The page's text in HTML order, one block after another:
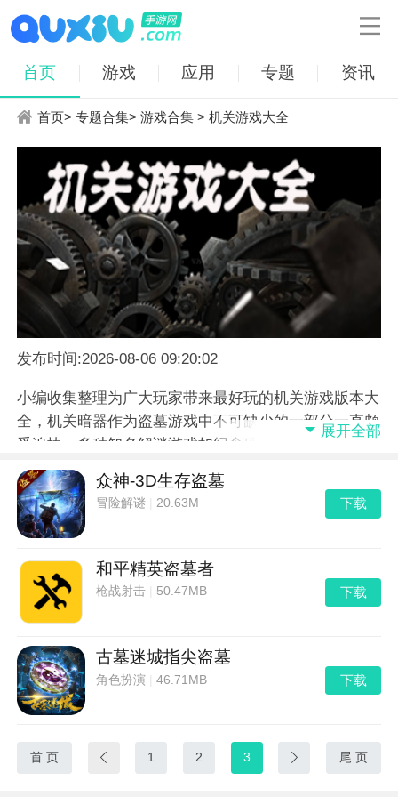

首页 游戏 应用 专题 资讯
首页>专题合集>游戏合集 > 机关游戏大全
发布时间:2026-08-06 09:20:02
小编收集整理为广大玩家带来最好玩的机关游戏版本大
全，机关暗器作为盗墓游戏中不可缺少的一部分一直颇
受追捧。多种知名解谜游戏如纪念碑谷和未上锁的房间
都充分利用到了机关的解谜元素，通过脑力与强大的动
手操作来破解这些强大的机关更是让人倍感刺激。本专
题为所有机关游戏爱好者带来了多种与机关相关的游
戏，有古老神秘的机关锁游戏还有精彩好玩的密室逃脱
机关游戏更有烧脑无比互动性十足的机关布置游戏，让
你一次性玩个够。
展开全部
众神-3D生存盗墓
冒险解谜 |20.63M 下载
和平精英盗墓者
枪战射击 50.47MB 下载
古墓迷城指尖盗墓
角色扮演 |46.71MB 下载
首 页  1 2 3  尾 页